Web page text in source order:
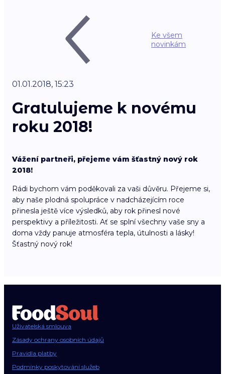
Ke všem
novinkám
01.01.2018, 15:23
Gratulujeme k novému
roku 2018!
Vážení partneři, přejeme vám šťastný nový rok
2018!
Rádi bychom vám poděkovali za vaši důvěru. Přejeme si,
aby naše plodná spolupráce v nadcházejícím roce
přinesla ještě více výsledků, aby rok přinesl nové
perspektivy a příležitosti. Ať se splní všechny vaše sny a
doma vždy panuje atmosféra tepla, útulnosti a lásky!
Šťastný nový rok!
Uživatelská smlouva
Zásady ochrany osobních údajů
Pravidla platby
Podmínky poskytování služeb